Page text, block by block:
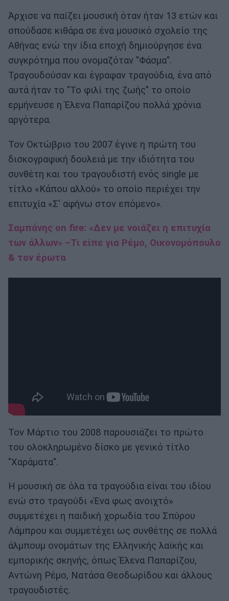
Άρχισε να παίζει μουσική όταν ήταν 13 ετών και
σπούδασε κιθάρα σε ένα μουσικό σχολείο της
Αθήνας ενώ την ίδια εποχή δημιούργησε ένα
συγκρότημα που ονομαζόταν "Φάσμα".
Τραγουδούσαν και έγραφαν τραγούδια, ένα από
αυτά ήταν το "Το φιλί της ζωής" το οποίο
ερμήνευσε η Έλενα Παπαρίζου πολλά χρόνια
αργότερα.
Τον Οκτώβριο του 2007 έγινε η πρώτη του
δισκογραφική δουλειά με την ιδιότητα του
συνθέτη και του τραγουδιστή ενός single με
τίτλο «Κάπου αλλού» το οποίο περιέχει την
επιτυχία «Σ' αφήνω στον επόμενο».
Σαμπάνης on fire: «Δεν με νοιάζει η επιτυχία
των άλλων» –Τι είπε για Ρέμο, Οικονομόπουλο
& τον έρωτα
Τον Μάρτιο του 2008 παρουσιάζει το πρώτο
του ολοκληρωμένο δίσκο με γενικό τίτλο
"Χαράματα".
Η μουσική σε όλα τα τραγούδια είναι του ιδίου
ενώ στο τραγούδι «Ένα φως ανοιχτό»
συμμετέχει η παιδική χορωδία του Σπύρου
Λάμπρου και συμμετέχει ως συνθέτης σε πολλά
άλμπουμ ονομάτων της Ελληνικής λαϊκής και
εμπορικής σκηνής, όπως Έλενα Παπαρίζου,
Αντώνη Ρέμο, Νατάσα Θεοδωρίδου και άλλους
τραγουδιστές.